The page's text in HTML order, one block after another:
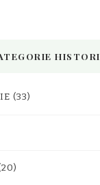
HISTORI
(33)